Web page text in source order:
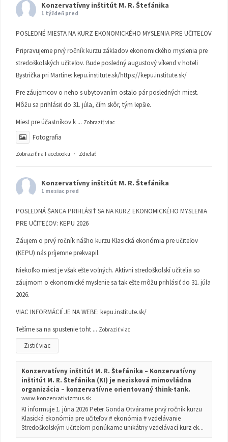
Konzervatívny inštitút M. R. Štefánika
1 týždeň pred
POSLEDNÉ MIESTA NA KURZ EKONOMICKÉHO MYSLENIA PRE UČITEĽOV
Pripravujeme prvý ročník kurzu základov ekonomického myslenia pre
stredoškolských učiteľov. Bude posledný augustový víkend v hoteli
Bystrička pri Martine: kepu.institute.sk/https://kepu.institute.sk/
Pre záujemcov o neho s ubytovaním ostalo pár posledných miest.
Môžu sa prihlásiť do 31. júla, čím skôr, tým lepšie.
Miest pre účastníkov k ... Zobraziť viac
Fotografia
Zobraziť na Facebooku · Zdieľať
Konzervatívny inštitút M. R. Štefánika
1 mesiac pred
POSLEDNÁ ŠANCA PRIHLÁSIŤ SA NA KURZ EKONOMICKÉHO MYSLENIA
PRE UČITEĽOV: KEPU 2026
Záujem o prvý ročník nášho kurzu Klasická ekonómia pre učiteľov
(KEPU) nás príjemne prekvapil.
Niekoľko miest je však ešte voľných. Aktívni stredoškolskí učitelia so
záujmom o ekonomické myslenie sa tak ešte môžu prihlásiť do 31. júla
2026.
VIAC INFORMÁCIÍ JE NA WEBE: kepu.institute.sk/
Tešíme sa na spustenie toht ... Zobraziť viac
Zistiť viac
Konzervatívny inštitút M. R. Štefánika – Konzervatívny
inštitút M. R. Štefánika (KI) je nezisková mimovládna
organizácia – konzervatívne orientovaný think-tank.
www.konzervativizmus.sk
KI informuje 1. júna 2026 Peter Gonda Otvárame prvý ročník kurzu
Klasická ekonómia pre učiteľov # ekonómia # vzdelávanie
Stredoškolským učiteľom ponúkame unikátny vzdelávací kurz ek...